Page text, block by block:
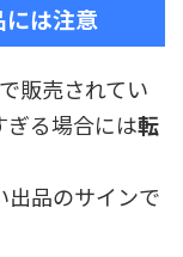
は注意
販売されてい
ぎる場合には転
品のサインで